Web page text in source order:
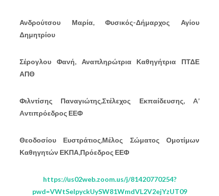
Ανδρούτσου Μαρία, Φυσικός-Δήμαρχος Αγίου
Δημητρίου
Σέρογλου Φανή, Αναπληρώτρια Καθηγήτρια ΠΤΔΕ
ΑΠΘ
Φιλντίσης Παναγιώτης,Στέλεχος Εκπαίδευσης, A’
Aντιπρόεδρος ΕΕΦ
Θεοδοσίου Ευστράτιος,Μέλος Σώματος Ομοτίμων
Καθηγητών ΕΚΠΑ,Πρόεδρος ΕΕΦ
https://us02web.zoom.us/j/81420770254?
pwd=VWtSelpyckUySW81WmdVL2V2ejYzUT09